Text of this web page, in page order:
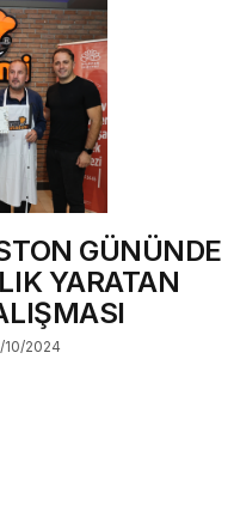
GÜNÜNDE
YARATAN
10/2024